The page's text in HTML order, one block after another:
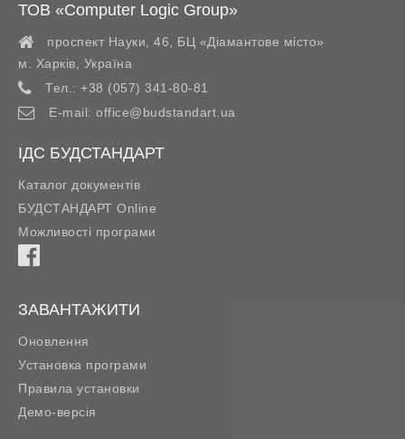
ТОВ «Computer Logic Group»
проспект Науки, 46, БЦ «Діамантове місто»
м. Харків
Україна
Тел.: +38 (057) 341-80-81
E-mail: office@budstandart.ua
ІДС БУДСТАНДАРТ
Каталог документів
БУДСТАНДАРТ Online
Можливості програми
ЗАВАНТАЖИТИ
Оновлення
Установка програми
Правила установки
Демо-версія